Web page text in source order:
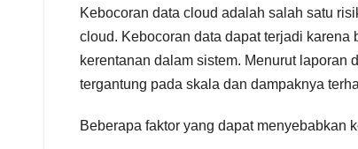
Kebocoran data cloud adalah salah satu
cloud. Kebocoran data dapat terjadi
kerentanan dalam sistem. Menurut laporan
tergantung pada skala dan dampaknya
Beberapa faktor yang dapat menyebabkan